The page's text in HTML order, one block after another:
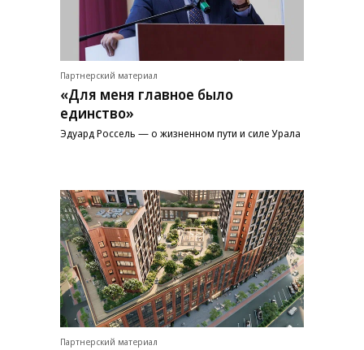
Партнерский материал
«Для меня главное было
единство»
Эдуард Россель — о жизненном пути и силе Урала
Партнерский материал